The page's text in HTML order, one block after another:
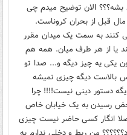
بشه؟؟؟ الان توضیح میدم چی
قبل از بحران کروناست.
کنند به سمت یک میدان مقرر
یا از هر طرف میان. همه هم
یکی یه چیز دیگه و... صدا تو
بالاست دیگه چیزی نمیشه
دستور دینی نیست!!!! چرا
رسیدن به یک خیابان خاص
انگار کسی حاضر نیست چیزی